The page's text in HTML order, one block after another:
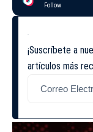
Follow
¡Suscríbete a
artículos más